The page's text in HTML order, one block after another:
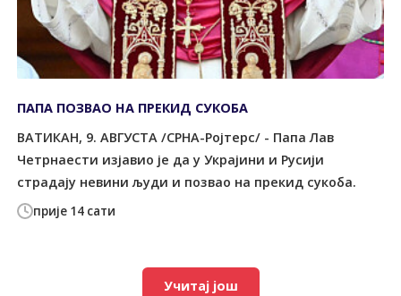
прије 14 сати
ПАПА ПОЗВАО НА ПРЕКИД СУКОБА
ВАТИКАН, 9. АВГУСТА /СРНА-Ројтерс/ - Папа Лав
Четрнаести изјавио је да у Украјини и Русији
страдају невини људи и позвао на прекид сукоба.
Учитај још